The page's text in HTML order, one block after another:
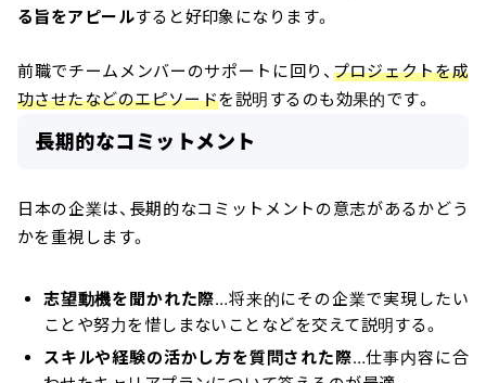
る旨をアピールすると好印象になります。
前職でチームメンバーのサポートに回り、 プロジェクトを成
功させたなどのエピソードを説明するのも効果的です。
長期的なコミットメント
日本の企業は、長期的なコミットメントの意志があるかどう
かを重視します。
志望動機を聞かれた際…将来的にその企業で実現したい
ことや努力を惜しまないことなどを交えて説明する。
スキルや経験の活かし方を質問された際…仕事内容に合